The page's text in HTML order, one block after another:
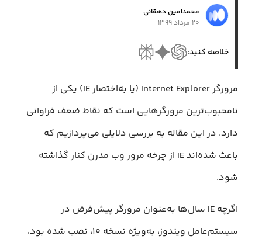
محمد‌امین دهقانی
۲۰ مرداد ۱۳۹۹
خلاصه کنید:
مرورگر Internet Explorer (یا به‌اختصار IE) یکی از
نامحبوب‌ترین مرورگرهایی است که نقاط ضعف فراوانی
دارد. در این مقاله به بررسی دلایلی می‌پردازیم که
باعث شده‌اند IE از چرخه مرور وب مدرن کنار گذاشته
شود.
اگرچه IE سال‌ها به‌عنوان مرورگر پیش‌فرض در
سیستم‌عامل ویندوز، به‌ویژه نسخه ۱۰، نصب شده بود،